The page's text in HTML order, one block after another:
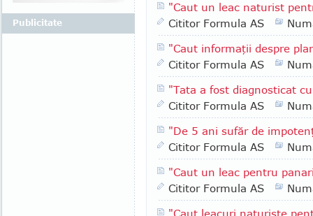
"Caut un leac naturist
Cititor Formula AS
"Caut informaţii despre
Cititor Formula AS
"Tata a fost diagnosticat
Cititor Formula AS
"De 5 ani sufăr de
Cititor Formula AS
"Caut un leac pentru
Cititor Formula AS
"Caut leacuri naturiste
Publicitate